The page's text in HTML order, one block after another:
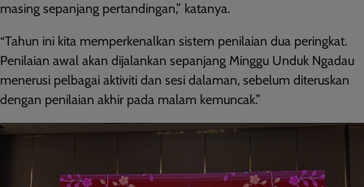
masing sepanjang pertandingan,” katanya.
“Tahun ini kita memperkenalkan sistem penilaian dua peringkat.
Penilaian awal akan dijalankan sepanjang Minggu Unduk Ngadau
menerusi pelbagai aktiviti dan sesi dalaman, sebelum diteruskan
dengan penilaian akhir pada malam kemuncak.”